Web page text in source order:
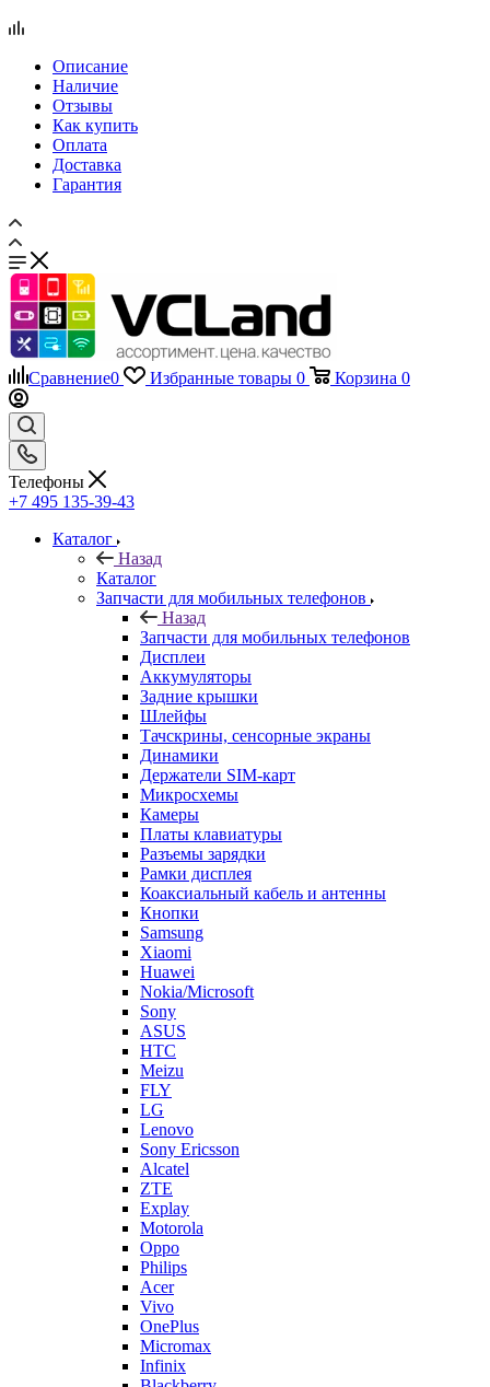
Описание
Наличие
Отзывы
Как купить
Оплата
Доставка
Гарантия
Сравнение0 Избранные товары 0 Корзина 0
Телефоны
+7 495 135-39-43
Каталог
Назад
Каталог
Запчасти для мобильных телефонов
Назад
Запчасти для мобильных телефонов
Дисплеи
Аккумуляторы
Задние крышки
Шлейфы
Тачскрины, сенсорные экраны
Динамики
Держатели SIM-карт
Микросхемы
Камеры
Платы клавиатуры
Разъемы зарядки
Рамки дисплея
Коаксиальный кабель и антенны
Кнопки
Samsung
Xiaomi
Huawei
Nokia/Microsoft
Sony
ASUS
HTC
Meizu
FLY
LG
Lenovo
Sony Ericsson
Alcatel
ZTE
Explay
Motorola
Oppo
Philips
Acer
Vivo
OnePlus
Micromax
Infinix